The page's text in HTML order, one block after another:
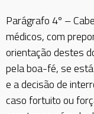
Parágrafo 4º –
médicos, com
orientação destes
pela boa-fé, se
e a decisão de
caso fortuito ou